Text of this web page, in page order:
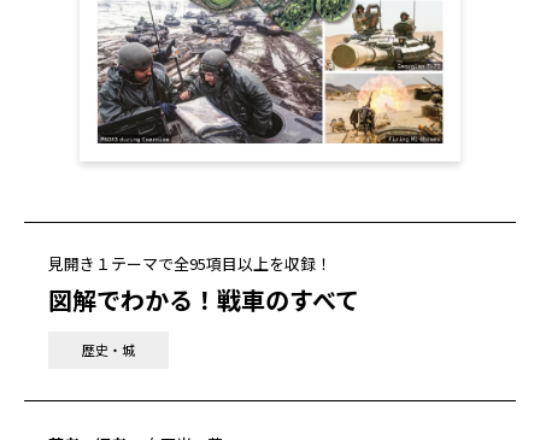
見開き１テーマで全95項目以上を収録！
図解でわかる！戦車のすべて
歴史・城